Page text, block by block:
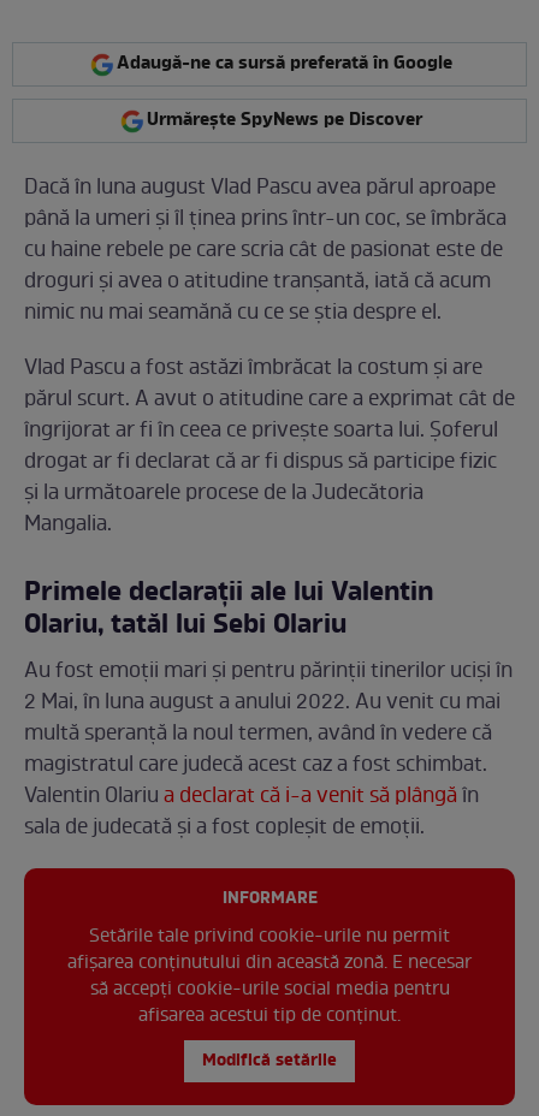
Adaugă-ne ca sursă preferată în Google
Urmărește SpyNews pe Discover
Dacă în luna august Vlad Pascu avea părul aproape
până la umeri și îl ținea prins într-un coc, se îmbrăca
cu haine rebele pe care scria cât de pasionat este de
droguri și avea o atitudine tranșantă, iată că acum
nimic nu mai seamănă cu ce se știa despre el.
Vlad Pascu a fost astăzi îmbrăcat la costum și are
părul scurt. A avut o atitudine care a exprimat cât de
îngrijorat ar fi în ceea ce privește soarta lui. Șoferul
drogat ar fi declarat că ar fi dispus să participe fizic
și la următoarele procese de la Judecătoria
Mangalia.
Primele declarații ale lui Valentin
Olariu, tatăl lui Sebi Olariu
Au fost emoții mari și pentru părinții tinerilor uciși în
2 Mai, în luna august a anului 2022. Au venit cu mai
multă speranță la noul termen, având în vedere că
magistratul care judecă acest caz a fost schimbat.
Valentin Olariua declarat că i-a venit să plângăîn
sala de judecată și a fost copleșit de emoții.
INFORMARE
Setările tale privind cookie-urile nu permit
afișarea conținutului din această zonă. E necesar
să accepți cookie-urile social media pentru
afisarea acestui tip de conținut.
Modifică setările